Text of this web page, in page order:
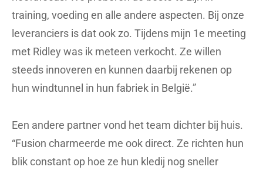
training, voeding en alle andere aspecten. Bij onze
leveranciers is dat ook zo. Tijdens mijn 1e meeting
met Ridley was ik meteen verkocht. Ze willen
steeds innoveren en kunnen daarbij rekenen op
hun windtunnel in hun fabriek in België.”
Een andere partner vond het team dichter bij huis.
“Fusion charmeerde me ook direct. Ze richten hun
blik constant op hoe ze hun kledij nog sneller